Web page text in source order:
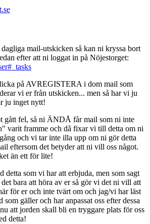
mail-utskicken så kan ni kryssa bort
efter att ni loggat in på Nöjestorget:
på AVREGISTERA i dom mail som
vi er från utskicken... men så har vi ju
ju inget nytt!
gått fel, så ni ÄNDÅ får mail som ni inte
varit framme och då fixar vi till detta om ni
och vi tar inte illa upp om ni gör detta
eftersom det betyder att ni vill oss något.
än ett för lite!
detta som vi har att erbjuda, men som sagt
bara att höra av er så gör vi det ni vill att
för er och inte tvärt om och jag/vi har läst
gäller och har anpassat oss efter dessa
att jorden skall bli en tryggare plats för oss
detta!